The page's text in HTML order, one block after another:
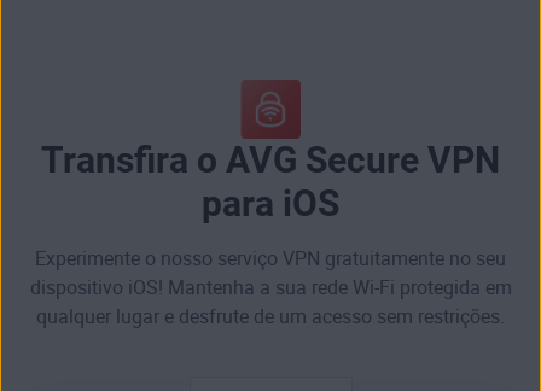
Transfira o AVG Secure VPN
para iOS
Experimente o nosso serviço VPN gratuitamente no seu
dispositivo iOS! Mantenha a sua rede Wi-Fi protegida em
qualquer lugar e desfrute de um acesso sem restrições.